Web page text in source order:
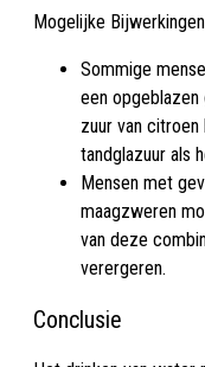
Mogelijke Bijwerkingen
Sommige
een
zuur van
tandglazuur als
Mensen met
maagzweren
van deze
verergeren.
Conclusie